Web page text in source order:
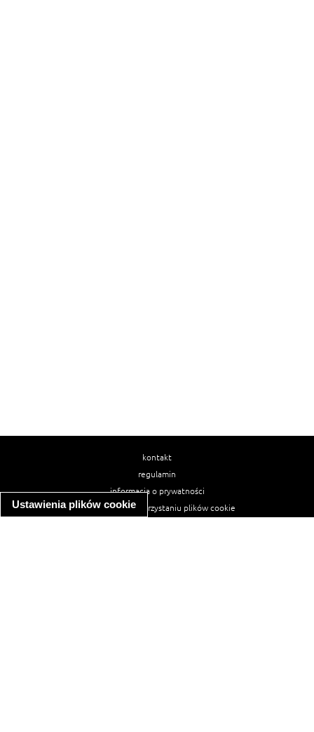
Ustawienia plików cookie
kontakt
regulamin
informacja o prywatności
informacja o wykorzystaniu plików cookie